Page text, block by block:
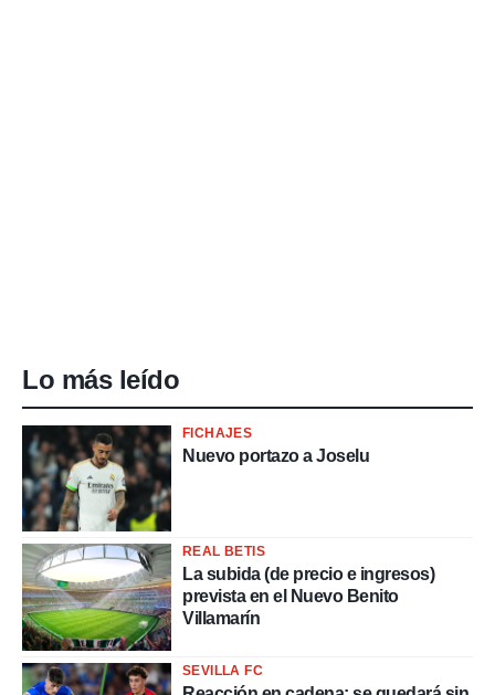
Lo más leído
FICHAJES
Nuevo portazo a Joselu
REAL BETIS
La subida (de precio e ingresos)
prevista en el Nuevo Benito
Villamarín
SEVILLA FC